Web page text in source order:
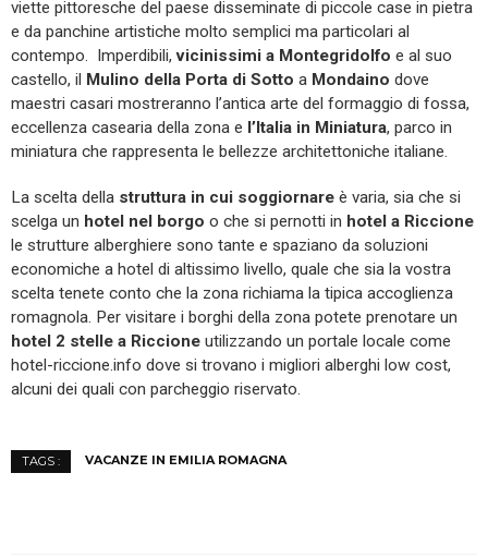
viette pittoresche del paese disseminate di piccole case in pietra
e da panchine artistiche molto semplici ma particolari al
contempo. Imperdibili,vicinissimi a Montegridolfo e al suo
castello, il Mulino della Porta di Sotto a Mondaino dove
maestri casari mostreranno l’antica arte del formaggio di fossa,
eccellenza casearia della zona e l’Italia in Miniatura, parco in
miniatura che rappresenta le bellezze architettoniche italiane.
La scelta della struttura in cui soggiornare è varia, sia che si
scelga un hotel nel borgo o che si pernotti in hotel a Riccione
le strutture alberghiere sono tante e spaziano da soluzioni
economiche a hotel di altissimo livello, quale che sia la vostra
scelta tenete conto che la zona richiama la tipica accoglienza
romagnola. Per visitare i borghi della zona potete prenotare un
hotel 2 stelle a Riccione utilizzando un portale locale come
hotel-riccione.info dove si trovano i migliori alberghi low cost,
alcuni dei quali con parcheggio riservato.
TAGS : VACANZE IN EMILIA ROMAGNA